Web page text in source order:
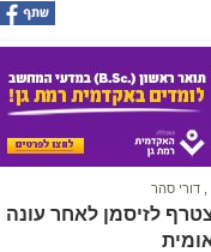
דורי סהר
לזיסמן לאחר עונה